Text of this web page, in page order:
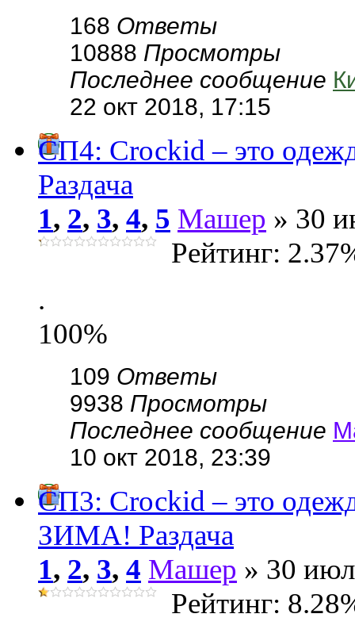
168 Ответы
10888 Просмотры
Последнее сообщение
22 окт 2018, 17:15
СП4: Сrосkid – это
Раздача
1, 2, 3, 4, 5 Машер » 30
Рейтинг:
.
100%
109 Ответы
9938 Просмотры
Последнее сообщение
10 окт 2018, 23:39
СП3: Сrосkid – это
ЗИМА! Раздача
1, 2, 3, 4 Машер » 30
Рейтинг: